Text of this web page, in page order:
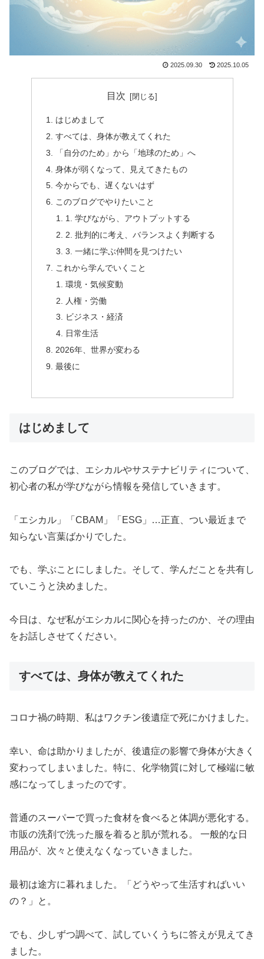
2025.09.30 2025.10.05
目次
はじめまして
すべては、身体が教えてくれた
「自分のため」から「地球のため」へ
身体が弱くなって、見えてきたもの
今からでも、遅くないはず
このブログでやりたいこと
1. 学びながら、アウトプットする
2. 批判的に考え、バランスよく判断する
3. 一緒に学ぶ仲間を見つけたい
これから学んでいくこと
環境・気候変動
人権・労働
ビジネス・経済
日常生活
2026年、世界が変わる
最後に
はじめまして
このブログでは、エシカルやサステナビリティについて、
初心者の私が学びながら情報を発信していきます。
「エシカル」「CBAM」「ESG」…正直、つい最近まで
知らない言葉ばかりでした。
でも、学ぶことにしました。そして、学んだことを共有し
ていこうと決めました。
今日は、なぜ私がエシカルに関心を持ったのか、その理由
をお話しさせてください。
すべては、身体が教えてくれた
コロナ禍の時期、私はワクチン後遺症で死にかけました。
幸い、命は助かりましたが、後遺症の影響で身体が大きく
変わってしまいました。特に、化学物質に対して極端に敏
感になってしまったのです。
普通のスーパーで買った食材を食べると体調が悪化する。
市販の洗剤で洗った服を着ると肌が荒れる。 一般的な日
用品が、次々と使えなくなっていきました。
最初は途方に暮れました。「どうやって生活すればいい
の？」と。
でも、少しずつ調べて、試していくうちに答えが見えてき
ました。